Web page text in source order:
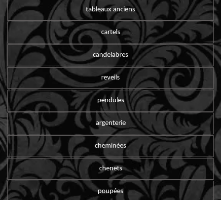
tableaux anciens
cartels
candelabres
reveils
pendules
argenterie
cheminées
chenets
poupées